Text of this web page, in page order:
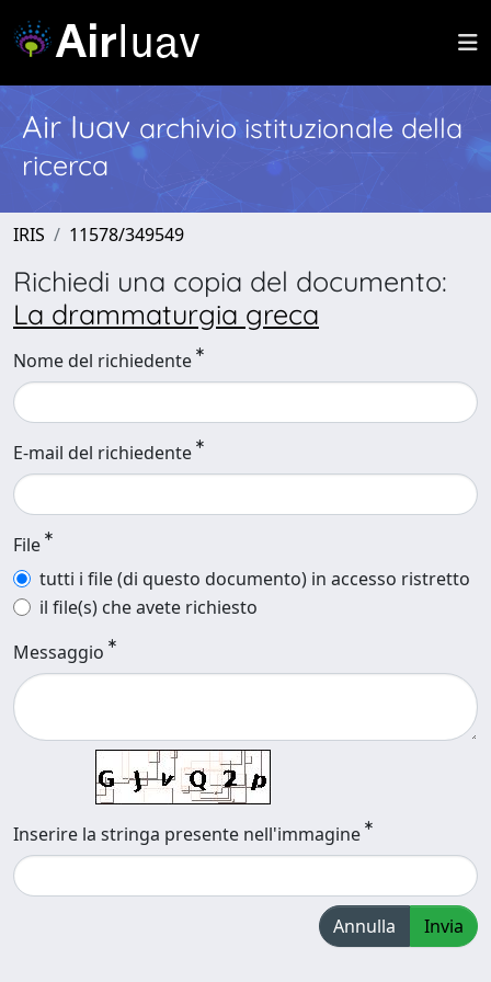
Air Iuav archivio istituzionale della
ricerca
IRIS 11578/349549
Richiedi una copia del documento:
La drammaturgia greca
Nome del richiedente
E-mail del richiedente
File
tutti i file (di questo documento) in accesso ristretto
il file(s) che avete richiesto
Messaggio
Inserire la stringa presente nell'immagine
Annulla Invia